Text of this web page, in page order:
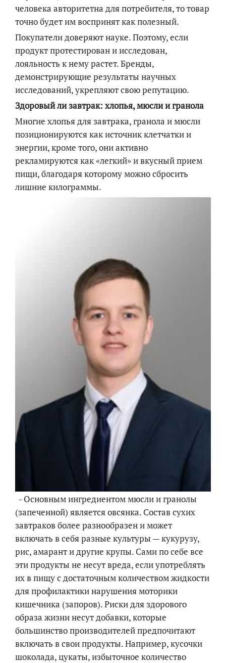
человека авторитетна для потребителя, то товар
точно будет им воспринят как полезный.
Покупатели доверяют науке. Поэтому, если
продукт протестирован и исследован,
лояльность к нему растет. Бренды,
демонстрирующие результаты научных
исследований, укрепляют свою репутацию.
Здоровый ли завтрак: хлопья, мюсли и гранола
Многие хлопья для завтрака, гранола и мюсли
позиционируются как источник клетчатки и
энергии, кроме того, они активно
рекламируются как «легкий» и вкусный прием
пищи, благодаря которому можно сбросить
лишние килограммы.
- Основным ингредиентом мюсли и гранолы
(запеченной) является овсянка. Состав сухих
завтраков более разнообразен и может
включать в себя разные культуры — кукурузу,
рис, амарант и другие крупы. Сами по себе все
эти продукты не несут вреда, если употреблять
их в пищу с достаточным количеством жидкости
для профилактики нарушения моторики
кишечника (запоров). Риски для здорового
образа жизни несут добавки, которые
большинство производителей предпочитают
включать в свои продукты. Например, кусочки
шоколада, цукаты, избыточное количество